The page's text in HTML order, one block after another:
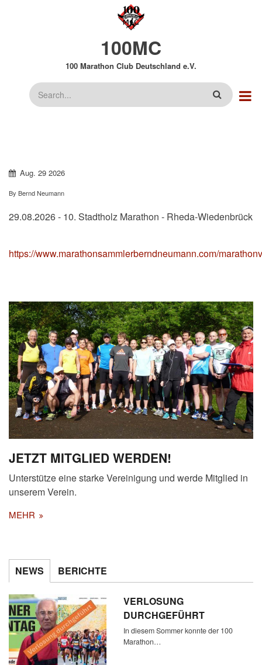
100MC
100 Marathon Club Deutschland e.V.
Suche
Aug. 29 2026
By Bernd Neumann
29.08.2026 - 10. Stadtholz Marathon - Rheda-Wiedenbrück
https://www.marathonsammlerberndneumann.com/
JETZT MITGLIED WERDEN!
Unterstütze eine starke Vereinigung und werde Mitglied in
unserem Verein.
MEHR
NEWS BERICHTE
VERLOSUNG
DURCHGEFÜHRT
In diesem Sommer konnte der 100
Marathon…